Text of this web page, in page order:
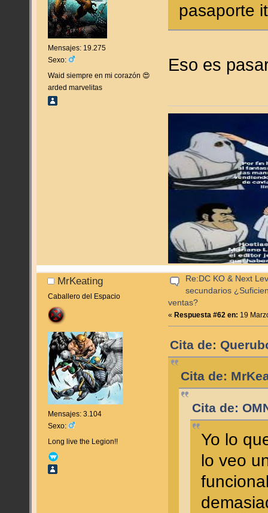
Mensajes: 19.275
Sexo:
Waid siempre en mi corazón 😍
arded marvelitas
pasaporte
Eso es
MrKeating
Caballero del Espacio
Mensajes: 3.104
Sexo:
Long live the Legion!!
Re:DC KO & Next
secundarios
ventas?
«Respuesta #62 en: 19
Cita de:
Cita de:
Cita de:
Yo lo
lo veo